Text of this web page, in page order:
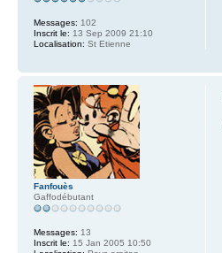
Messages: 102
Inscrit le: 13 Sep 2009 21:10
Localisation: St Etienne
Fanfouès
Gaffodébutant
Messages: 13
Inscrit le: 15 Jan 2005 10:50